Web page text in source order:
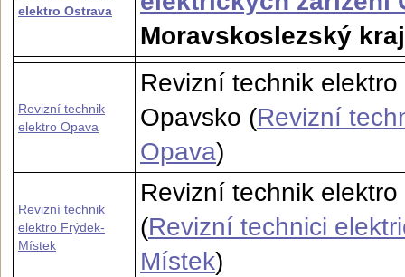
elektro Ostrava
Moravskoslezský
Revizní technik
elektro Opava
Revizní technik
Opavsko (Revizní
Opava)
Revizní technik
elektro Frýdek-
Místek
Revizní technik
(Revizní technici
Místek)